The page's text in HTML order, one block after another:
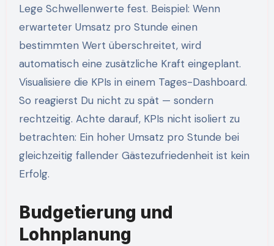
Lege Schwellenwerte fest. Beispiel: Wenn
erwarteter Umsatz pro Stunde einen
bestimmten Wert überschreitet, wird
automatisch eine zusätzliche Kraft eingeplant.
Visualisiere die KPIs in einem Tages-Dashboard.
So reagierst Du nicht zu spät — sondern
rechtzeitig. Achte darauf, KPIs nicht isoliert zu
betrachten: Ein hoher Umsatz pro Stunde bei
gleichzeitig fallender Gästezufriedenheit ist kein
Erfolg.
Budgetierung und
Lohnplanung